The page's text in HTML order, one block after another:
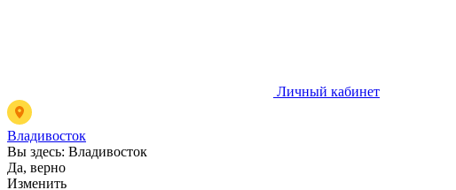
Личный кабинет
Владивосток
Вы здесь: Владивосток
Да, верно
Изменить